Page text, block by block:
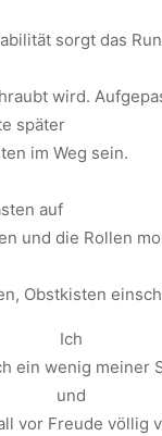
sorgt das
wird.
später
im Weg sein.
auf
und die Rollen
Obstkisten
Ich
ein wenig meiner
und
vor Freude völlig